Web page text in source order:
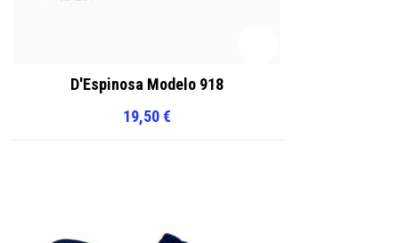
D'Espinosa Modelo 918
19,50€